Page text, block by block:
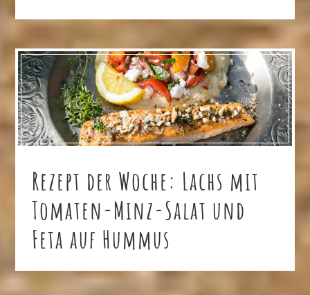
Rezept der Woche: Lachs mit
Tomaten-Minz-Salat und
Feta auf Hummus